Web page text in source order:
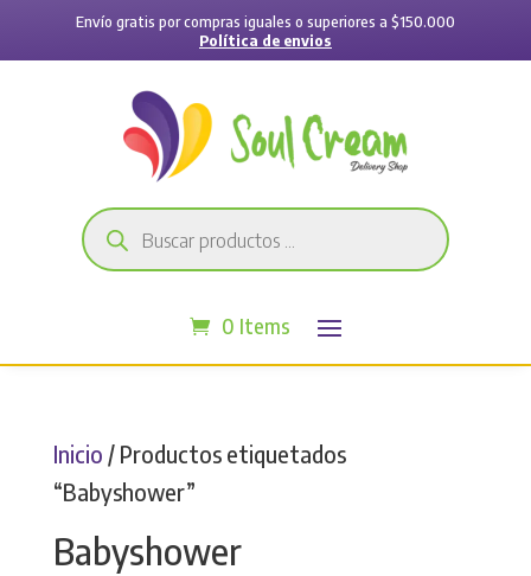
Envío gratis por compras iguales o superiores a $150.000
Política de envios
Búsqueda
de
productos
0 Items
Inicio / Productos etiquetados
“Babyshower”
Babyshower